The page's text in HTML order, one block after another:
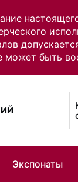
может быть
Экспонаты